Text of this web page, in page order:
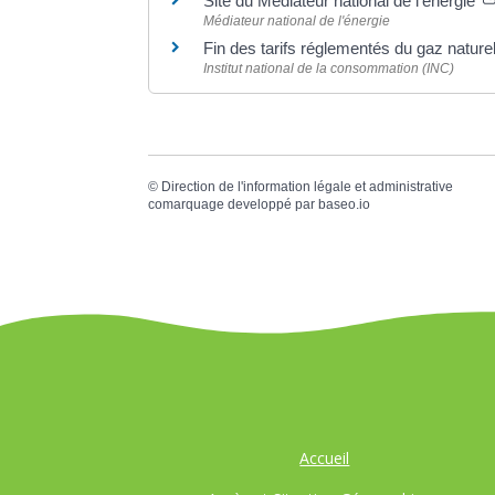
Médiateur national de l'énergie
Fin des tarifs réglementés du gaz
Institut national de la consommation (INC)
© Direction de l'information légale et administrative
comarquage developpé par baseo.io
Accueil